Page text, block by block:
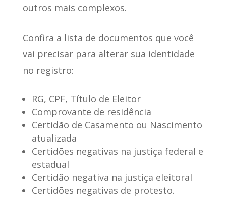
outros mais complexos.
Confira a lista de documentos que você
vai precisar para alterar sua identidade
no registro:
RG, CPF, Título de Eleitor
Comprovante de residência
Certidão de Casamento ou Nascimento
atualizada
Certidões negativas na justiça federal e
estadual
Certidão negativa na justiça eleitoral
Certidões negativas de protesto.